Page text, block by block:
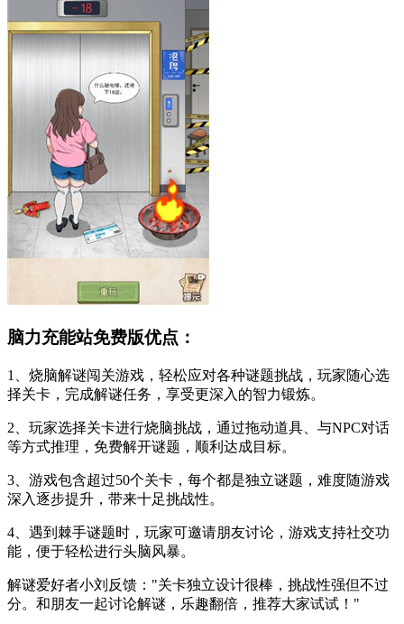
脑力充能站免费版优点：
1、烧脑解谜闯关游戏，轻松应对各种谜题挑战，玩家随心选
择关卡，完成解谜任务，享受更深入的智力锻炼。
2、玩家选择关卡进行烧脑挑战，通过拖动道具、与NPC对话
等方式推理，免费解开谜题，顺利达成目标。
3、游戏包含超过50个关卡，每个都是独立谜题，难度随游戏
深入逐步提升，带来十足挑战性。
4、遇到棘手谜题时，玩家可邀请朋友讨论，游戏支持社交功
能，便于轻松进行头脑风暴。
解谜爱好者小刘反馈："关卡独立设计很棒，挑战性强但不过
分。和朋友一起讨论解谜，乐趣翻倍，推荐大家试试！"